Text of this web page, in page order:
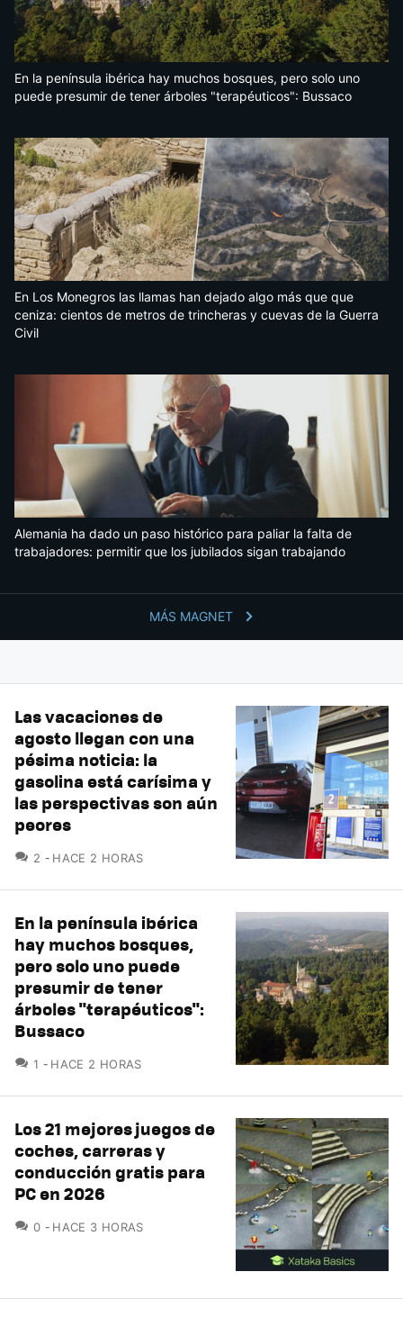
MÁS MAGNET
En la península ibérica hay muchos bosques, pero solo uno
puede presumir de tener árboles "terapéuticos": Bussaco
En Los Monegros las llamas han dejado algo más que que
ceniza: cientos de metros de trincheras y cuevas de la Guerra
Civil
Alemania ha dado un paso histórico para paliar la falta de
trabajadores: permitir que los jubilados sigan trabajando
Las vacaciones de
agosto llegan con una
pésima noticia: la
gasolina está carísima y
las perspectivas son aún
peores
2 COMENTARIOS
HACE 2 HORAS
En la península ibérica
hay muchos bosques,
pero solo uno puede
presumir de tener
árboles "terapéuticos":
Bussaco
1 COMENTARIOS
HACE 2 HORAS
Los 21 mejores juegos de
coches, carreras y
conducción gratis para
PC en 2026
0 COMENTARIOS
HACE 3 HORAS